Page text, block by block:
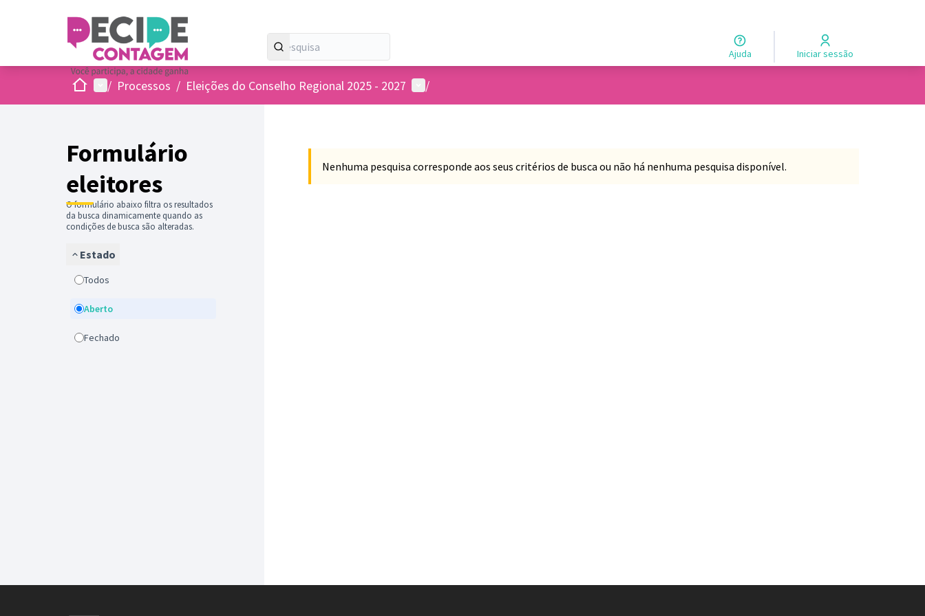
Ajuda Iniciar sessão
InicioMenu principal
/ Processos / Eleições do Conselho Regional 2025 - 2027 Menu de usuários
/
Formulário
eleitores
O formulário abaixo filtra os resultados
da busca dinamicamente quando as
condições de busca são alteradas.
Estado
Todos
Aberto
Fechado
Nenhuma pesquisa corresponde aos seus critérios de busca ou não há nenhuma pesquisa disponível.